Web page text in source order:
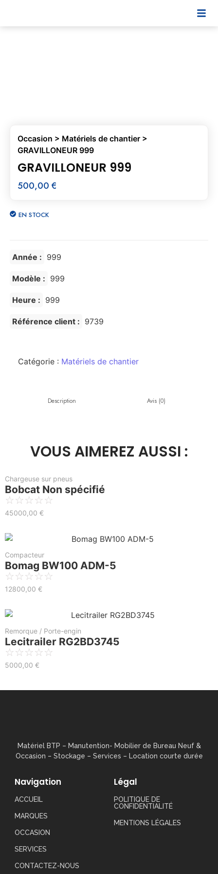
Occasion > Matériels de chantier >
GRAVILLONEUR 999
GRAVILLONEUR 999
500,00 €
EN STOCK
Année : 999
Modèle : 999
Heure : 999
Référence client : 9739
Catégorie : Matériels de chantier
Description Avis (0)
VOUS AIMEREZ AUSSI :
Chargeuse sur pneus
Bobcat Non spécifié
☆☆☆☆☆
45000,00 €
Compacteur
Bomag BW100 ADM-5
☆☆☆☆☆
12800,00 €
Remorque / Porte-engin
Lecitrailer RG2BD3745
☆☆☆☆☆
5000,00 €
Matériel BTP – Manutention- Mobilier de Bureau Neuf &
Occasion – Stockage – Services – Location courte durée
Navigation
ACCUEIL
MARQUES
OCCASION
SERVICES
CONTACTEZ-NOUS
Légal
POLITIQUE DE
CONFIDENTIALITÉ
MENTIONS LÉGALES